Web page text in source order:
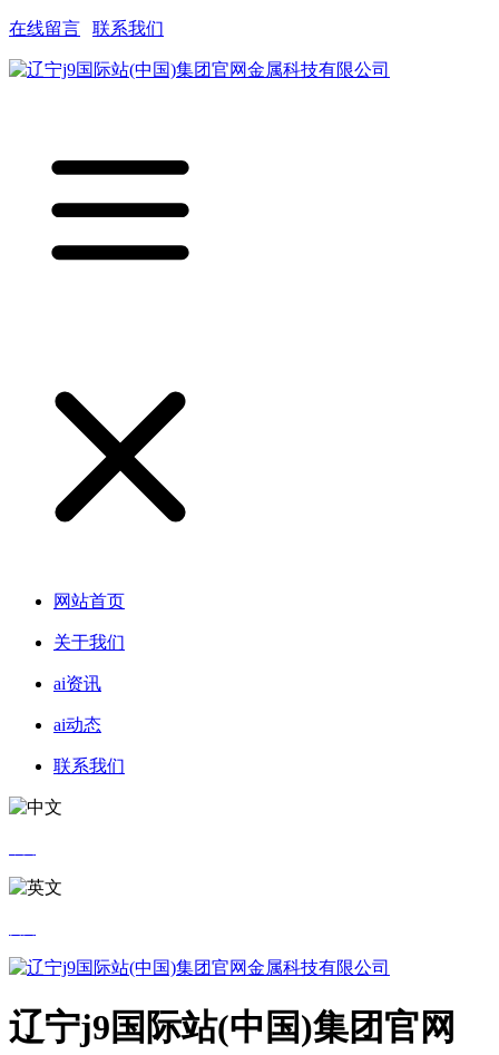
在线留言 联系我们
网站首页
关于我们
ai资讯
ai动态
联系我们
辽宁j9国际站(中国)集团官网